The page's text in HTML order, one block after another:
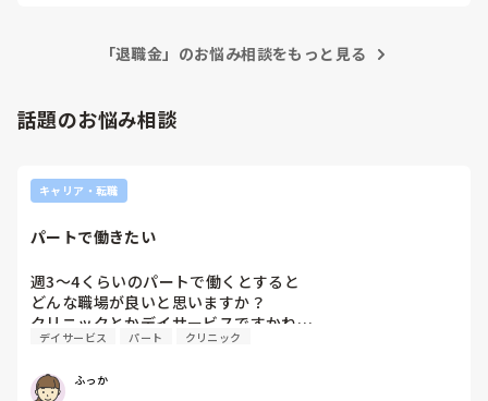
職先を探しているところです。転職先を検討する上で、給与
する上で役立ったツールや、また、どんなことを一番にとり
転職に至ったのか等もお聞きしたいです。
「退職金」のお悩み相談をもっと見る
話題のお悩み相談
キャリア・転職
パートで働きたい
週3〜4くらいのパートで働くとすると
どんな職場が良いと思いますか？
クリニックとかデイサービスですかね…
デイサービス パート クリニック
ふっか